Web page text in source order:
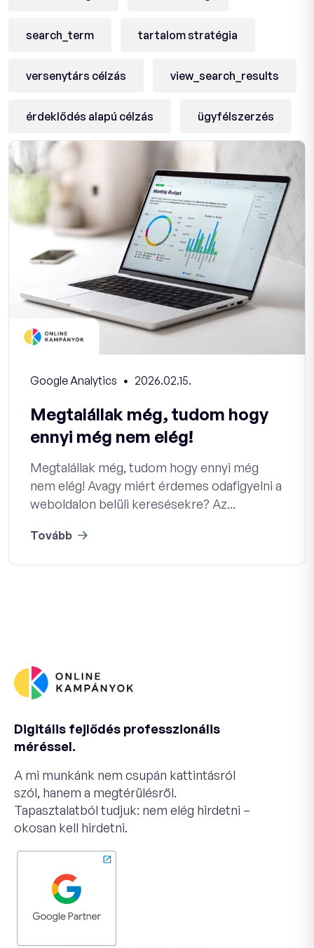
search_term tartalom stratégia
versenytárs célzás view_search_results
érdeklődés alapú célzás ügyfélszerzés
Google Analytics 2026.02.15.
Megtalállak még, tudom hogy
ennyi még nem elég!
Megtalállak még, tudom hogy ennyi még
nem elég! Avagy miért érdemes odafigyelni a
weboldalon belüli keresésekre? Az...
Tovább
Digitális fejlődés professzionális
méréssel.
A mi munkánk nem csupán kattintásról
szól, hanem a megtérülésről.
Tapasztalatból tudjuk: nem elég hirdetni –
okosan kell hirdetni.